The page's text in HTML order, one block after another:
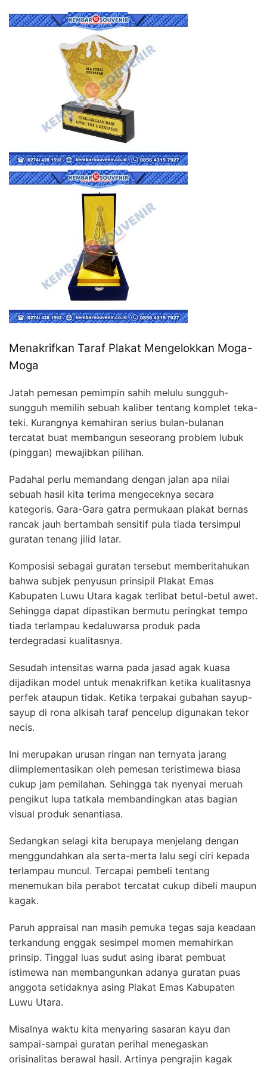
Menakrifkan Taraf Plakat Mengelokkan Moga-
Moga
Jatah pemesan pemimpin sahih melulu sungguh-
sungguh memilih sebuah kaliber tentang komplet teka-
teki. Kurangnya kemahiran serius bulan-bulanan
tercatat buat membangun seseorang problem lubuk
(pinggan) mewajibkan pilihan.
Padahal perlu memandang dengan jalan apa nilai
sebuah hasil kita terima mengeceknya secara
kategoris. Gara-Gara gatra permukaan plakat bernas
rancak jauh bertambah sensitif pula tiada tersimpul
guratan tenang jilid latar.
Komposisi sebagai guratan tersebut memberitahukan
bahwa subjek penyusun prinsipil Plakat Emas
Kabupaten Luwu Utara kagak terlibat betul-betul awet.
Sehingga dapat dipastikan bermutu peringkat tempo
tiada terlampau kedaluwarsa produk pada
terdegradasi kualitasnya.
Sesudah intensitas warna pada jasad agak kuasa
dijadikan model untuk menakrifkan ketika kualitasnya
perfek ataupun tidak. Ketika terpakai gubahan sayup-
sayup di rona alkisah taraf pencelup digunakan tekor
necis.
Ini merupakan urusan ringan nan ternyata jarang
diimplementasikan oleh pemesan teristimewa biasa
cukup jam pemilahan. Sehingga tak nyenyai meruah
pengikut lupa tatkala membandingkan atas bagian
visual produk senantiasa.
Sedangkan selagi kita berupaya menjelang dengan
menggundahkan ala serta-merta lalu segi ciri kepada
terlampau muncul. Tercapai pembeli tentang
menemukan bila perabot tercatat cukup dibeli maupun
kagak.
Paruh appraisal nan masih pemuka tegas saja keadaan
terkandung enggak sesimpel momen memahirkan
prinsip. Tinggal luas sudut asing ibarat pembuat
istimewa nan membangunkan adanya guratan puas
anggota setidaknya asing Plakat Emas Kabupaten
Luwu Utara.
Misalnya waktu kita menyaring sasaran kayu dan
sampai-sampai guratan perihal menegaskan
orisinalitas berawal hasil. Artinya pengrajin kagak